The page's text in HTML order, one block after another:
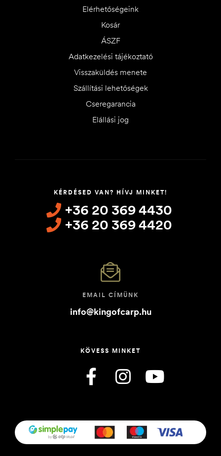
Elérhetőségeink
Kosár
ÁSZF
Adatkezelési tájékoztató
Visszaküldés menete
Szállítási lehetőségek
Cseregarancia
Elállási jog
KÉRDÉSED VAN? HÍVJ MINKET!
+36 20 369 4430
+36 20 369 4420
EMAIL CÍMÜNK
info@kingofcarp.hu
KÖVESS MINKET